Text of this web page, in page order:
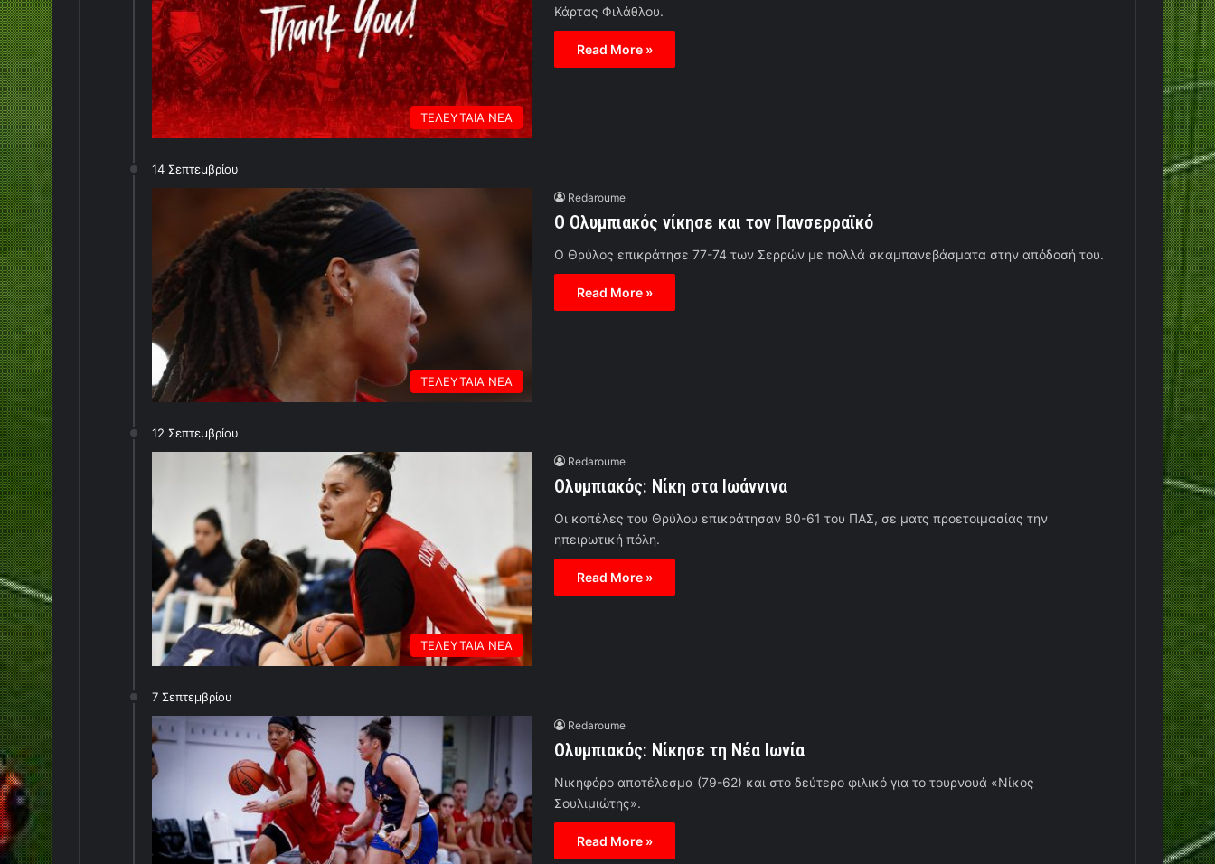
ΤΕΛΕΥΤΑΙΑ ΝΕΑ
Κάρτας Φιλάθλου.
Read More »
14 Σεπτεμβρίου
ΤΕΛΕΥΤΑΙΑ ΝΕΑ
Redaroume
Ο Ολυμπιακός νίκησε και τον Πανσερραϊκό
Ο Θρύλος επικράτησε 77-74 των Σερρών με πολλά σκαμπανεβάσματα στην απόδοσή του.
Read More »
12 Σεπτεμβρίου
ΤΕΛΕΥΤΑΙΑ ΝΕΑ
Redaroume
Ολυμπιακός: Νίκη στα Ιωάννινα
Οι κοπέλες του Θρύλου επικράτησαν 80-61 του ΠΑΣ, σε ματς προετοιμασίας την
ηπειρωτική πόλη.
Read More »
7 Σεπτεμβρίου
Redaroume
Ολυμπιακός: Νίκησε τη Νέα Ιωνία
Νικηφόρο αποτέλεσμα (79-62) και στο δεύτερο φιλικό για το τουρνουά «Νίκος
Σουλιμιώτης».
Read More »